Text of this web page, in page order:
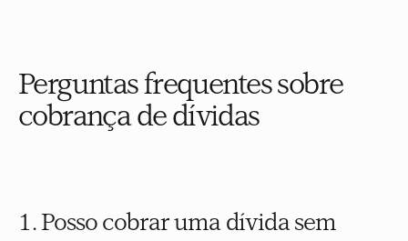
Perguntas frequentes sobre
cobrança de dívidas
1. Posso cobrar uma dívida sem